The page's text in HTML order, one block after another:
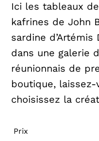
Ici les tableaux
kafrines de John
sardine
dans une galerie
réunionnais de
boutique,
choisissez la
Prix